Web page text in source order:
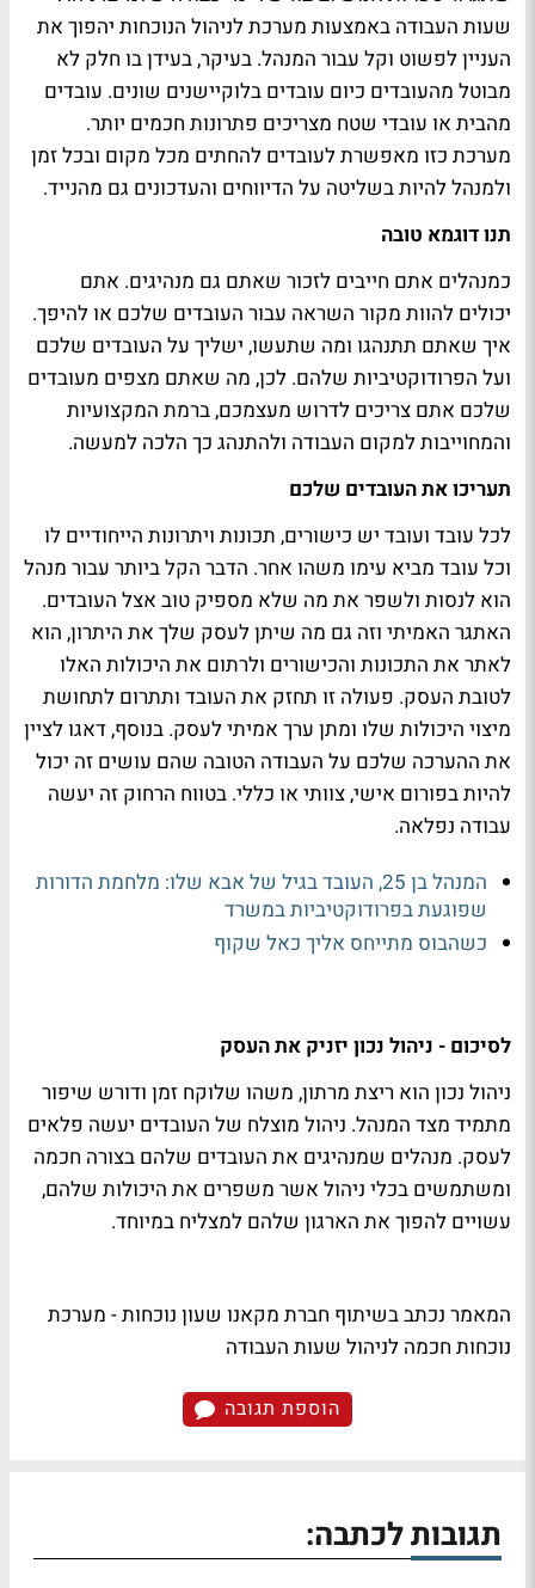
שעות העבודה באמצעות מערכת לניהול הנוכחות יהפוך את
העניין לפשוט וקל עבור המנהל. בעיקר, בעידן בו חלק לא
מבוטל מהעובדים כיום עובדים בלוקיישנים שונים. עובדים
מהבית או עובדי שטח מצריכים פתרונות חכמים יותר.
מערכת כזו מאפשרת לעובדים להחתים מכל מקום ובכל זמן
ולמנהל להיות בשליטה על הדיווחים והעדכונים גם מהנייד.
תנו דוגמא טובה
כמנהלים אתם חייבים לזכור שאתם גם מנהיגים. אתם
יכולים להוות מקור השראה עבור העובדים שלכם או להיפך.
איך שאתם תתנהגו ומה שתעשו, ישליך על העובדים שלכם
ועל הפרודוקטיביות שלהם. לכן, מה שאתם מצפים מעובדים
שלכם אתם צריכים לדרוש מעצמכם, ברמת המקצועיות
והמחוייבות למקום העבודה ולהתנהג כך הלכה למעשה.
תעריכו את העובדים שלכם
לכל עובד ועובד יש כישורים, תכונות ויתרונות הייחודיים לו
וכל עובד מביא עימו משהו אחר. הדבר הקל ביותר עבור מנהל
הוא לנסות ולשפר את מה שלא מספיק טוב אצל העובדים.
האתגר האמיתי וזה גם מה שיתן לעסק שלך את היתרון, הוא
לאתר את התכונות והכישורים ולרתום את היכולות האלו
לטובת העסק. פעולה זו תחזק את העובד ותתרום לתחושת
מיצוי היכולות שלו ומתן ערך אמיתי לעסק. בנוסף, דאגו לציין
את ההערכה שלכם על העבודה הטובה שהם עושים זה יכול
להיות בפורום אישי, צוותי או כללי. בטווח הרחוק זה יעשה
עבודה נפלאה.
המנהל בן 25, העובד בגיל של אבא שלו: מלחמת הדורות
שפוגעת בפרודוקטיביות במשרד
כשהבוס מתייחס אליך כאל שקוף
לסיכום - ניהול נכון יזניק את העסק
ניהול נכון הוא ריצת מרתון, משהו שלוקח זמן ודורש שיפור
מתמיד מצד המנהל. ניהול מוצלח של העובדים יעשה פלאים
לעסק. מנהלים שמנהיגים את העובדים שלהם בצורה חכמה
ומשתמשים בכלי ניהול אשר משפרים את היכולות שלהם,
עשויים להפוך את הארגון שלהם למצליח במיוחד.
המאמר נכתב בשיתוף חברת מקאנו שעון נוכחות - מערכת
נוכחות חכמה לניהול שעות העבודה
הוספת תגובה
תגובות לכתבה: